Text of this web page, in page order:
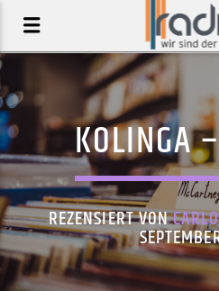
KOLINGA
REZENSIERT VON